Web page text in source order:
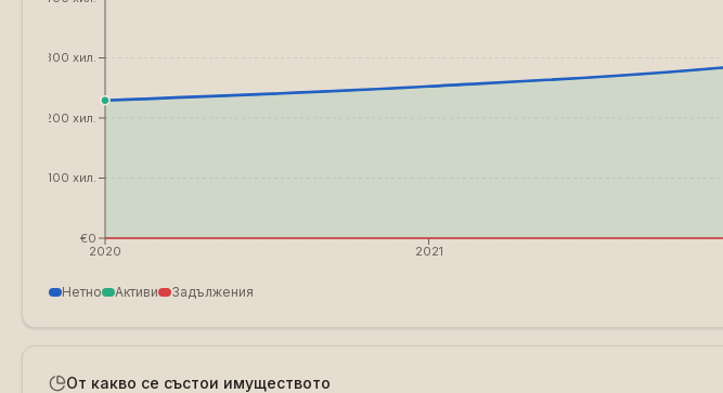
2020 2021
€0
€100 хил.
€200 хил.
€300 хил.
Нетно Активи Задължения
От какво се състои имуществото